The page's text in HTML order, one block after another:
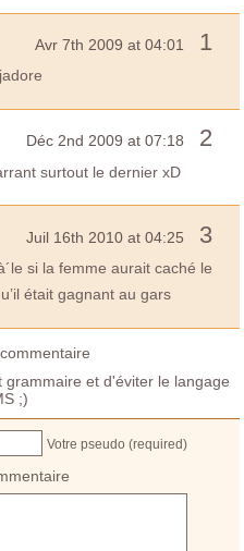
Avr 7th 2009 at 04:01 1
Déc 2nd 2009 at 07:18 2
surtout le dernier xD
Juil 16th 2010 at 04:25 3
si la femme aurait caché le
était gagnant au gars
et d'éviter le langage
;)
Votre pseudo (required)